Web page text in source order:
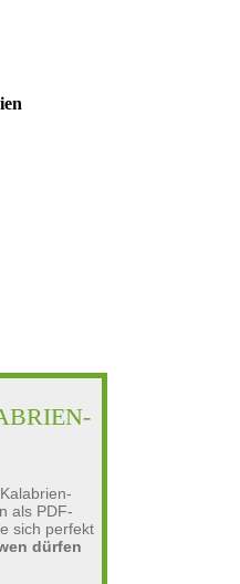
als PDF-
sich perfekt
dürfen